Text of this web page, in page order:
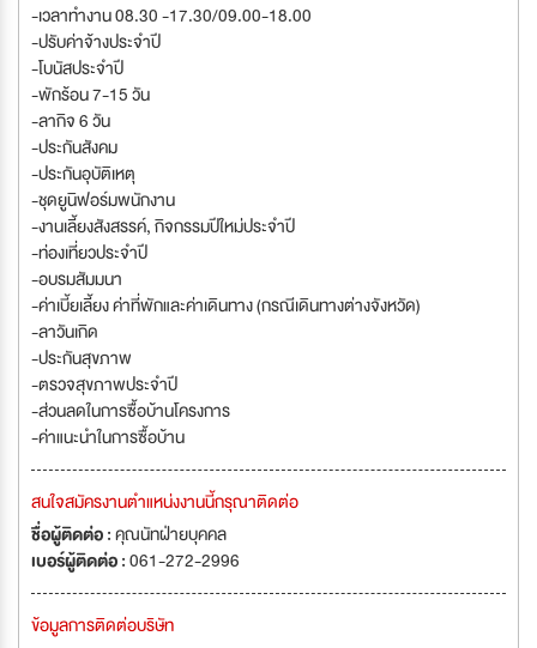
-เวลาทำงาน 08.30 -17.30/09.00-18.00
-ปรับค่าจ้างประจำปี
-โบนัสประจำปี
-พักร้อน 7-15 วัน
-ลากิจ 6 วัน
-ประกันสังคม
-ประกันอุบัติเหตุ
-ชุดยูนิฟอร์มพนักงาน
-งานเลี้ยงสังสรรค์, กิจกรรมปีใหม่ประจำปี
-ท่องเที่ยวประจำปี
-อบรมสัมมนา
-ค่าเบี้ยเลี้ยง ค่าที่พักและค่าเดินทาง (กรณีเดินทางต่างจังหวัด)
-ลาวันเกิด
-ประกันสุขภาพ
-ตรวจสุขภาพประจำปี
-ส่วนลดในการซื้อบ้านโครงการ
-ค่าแนะนำในการซื้อบ้าน
สนใจสมัครงานตำแหน่งงานนี้กรุณาติดต่อ
ชื่อผู้ติดต่อ :คุณนัทฝ่ายบุคคล
เบอร์ผู้ติดต่อ :061-272-2996
ข้อมูลการติดต่อบริษัท